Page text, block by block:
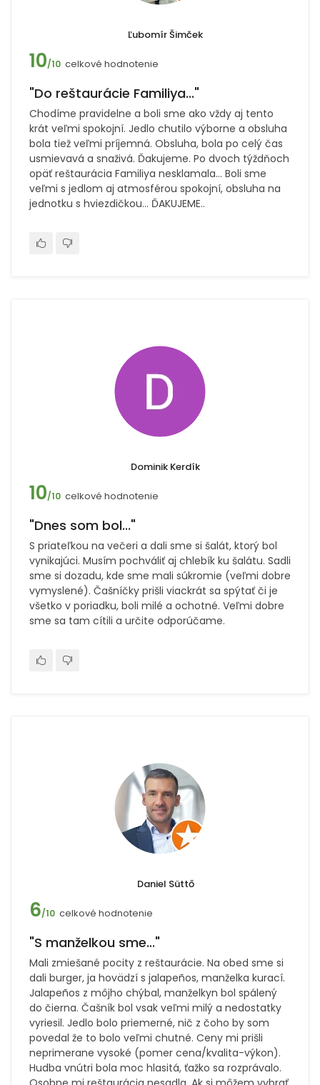
Ľubomír Šimček
10/10 celkové hodnotenie
"Do reštaurácie Familiya..."
Chodíme pravidelne a boli sme ako vždy aj tento
krát veľmi spokojní. Jedlo chutilo výborne a obsluha
bola tiež veľmi príjemná. Obsluha, bola po celý čas
usmievavá a snaživá. Ďakujeme. Po dvoch týždňoch
opäť reštaurácia Familiya nesklamala... Boli sme
veľmi s jedlom aj atmosférou spokojní, obsluha na
jednotku s hviezdičkou... ĎAKUJEME..
Dominik Kerdík
10/10 celkové hodnotenie
"Dnes som bol..."
S priateľkou na večeri a dali sme si šalát, ktorý bol
vynikajúci. Musím pochváliť aj chlebík ku šalátu. Sadli
sme si dozadu, kde sme mali súkromie (veľmi dobre
vymyslené). Čašníčky prišli viackrát sa spýtať či je
všetko v poriadku, boli milé a ochotné. Veľmi dobre
sme sa tam cítili a určite odporúčame.
Daniel Süttő
6/10 celkové hodnotenie
"S manželkou sme..."
Mali zmiešané pocity z reštaurácie. Na obed sme si
dali burger, ja hovädzí s jalapeños, manželka kurací.
Jalapeños z môjho chýbal, manželkyn bol spálený
do čierna. Čašník bol vsak veľmi milý a nedostatky
vyriesil. Jedlo bolo priemerné, nič z čoho by som
povedal že to bolo veľmi chutné. Ceny mi prišli
neprimerane vysoké (pomer cena/kvalita-výkon).
Hudba vnútri bola moc hlasitá, ťažko sa rozprávalo.